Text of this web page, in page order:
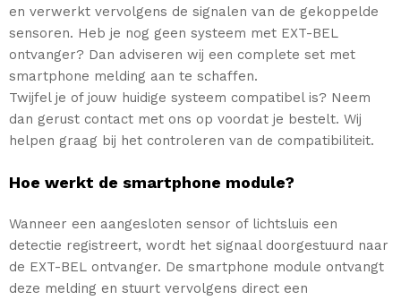
en verwerkt vervolgens de signalen van de gekoppelde
sensoren. Heb je nog geen systeem met EXT-BEL
ontvanger? Dan adviseren wij een complete set met
smartphone melding aan te schaffen.
Twijfel je of jouw huidige systeem compatibel is? Neem
dan gerust contact met ons op voordat je bestelt. Wij
helpen graag bij het controleren van de compatibiliteit.
Hoe werkt de smartphone module?
Wanneer een aangesloten sensor of lichtsluis een
detectie registreert, wordt het signaal doorgestuurd naar
de EXT-BEL ontvanger. De smartphone module ontvangt
deze melding en stuurt vervolgens direct een